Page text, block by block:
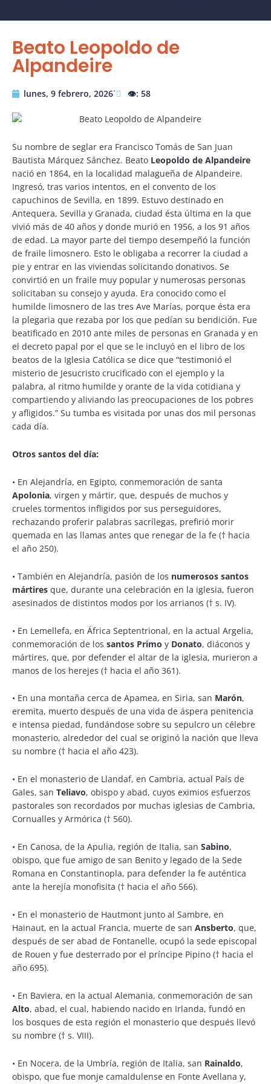
Beato Leopoldo de
Alpandeire
lunes, 9 febrero, 2026˙ 👁️: 58
Su nombre de seglar era Francisco Tomás de San Juan
Bautista Márquez Sánchez. Beato Leopoldo de Alpandeire
nació en 1864, en la localidad malagueña de Alpandeire.
Ingresó, tras varios intentos, en el convento de los
capuchinos de Sevilla, en 1899. Estuvo destinado en
Antequera, Sevilla y Granada, ciudad ésta última en la que
vivió más de 40 años y donde murió en 1956, a los 91 años
de edad. La mayor parte del tiempo desempeñó la función
de fraile limosnero. Esto le obligaba a recorrer la ciudad a
pie y entrar en las viviendas solicitando donativos. Se
convirtió en un fraile muy popular y numerosas personas
solicitaban su consejo y ayuda. Era conocido como el
humilde limosnero de las tres Ave Marías, porque ésta era
la plegaria que rezaba por los que pedían su bendición. Fue
beatificado en 2010 ante miles de personas en Granada y en
el decreto papal por el que se le incluyó en el libro de los
beatos de la Iglesia Católica se dice que “testimonió el
misterio de Jesucristo crucificado con el ejemplo y la
palabra, al ritmo humilde y orante de la vida cotidiana y
compartiendo y aliviando las preocupaciones de los pobres
y afligidos.” Su tumba es visitada por unas dos mil personas
cada día.
Otros santos del día:
• En Alejandría, en Egipto, conmemoración de santa
Apolonia, virgen y mártir, que, después de muchos y
crueles tormentos infligidos por sus perseguidores,
rechazando proferir palabras sacrílegas, prefirió morir
quemada en las llamas antes que renegar de la fe († hacia
el año 250).
• También en Alejandría, pasión de los numerosos santos
mártires que, durante una celebración en la iglesia, fueron
asesinados de distintos modos por los arrianos († s. IV).
• En Lemellefa, en África Septentrional, en la actual Argelia,
conmemoración de los santos Primo y Donato, diáconos y
mártires, que, por defender el altar de la iglesia, murieron a
manos de los herejes († hacia el año 361).
• En una montaña cerca de Apamea, en Siria, san Marón,
eremita, muerto después de una vida de áspera penitencia
e intensa piedad, fundándose sobre su sepulcro un célebre
monasterio, alrededor del cual se originó la nación que lleva
su nombre († hacia el año 423).
• En el monasterio de Llandaf, en Cambria, actual País de
Gales, san Teliavo, obispo y abad, cuyos eximios esfuerzos
pastorales son recordados por muchas iglesias de Cambria,
Cornualles y Armórica († 560).
• En Canosa, de la Apulia, región de Italia, san Sabino,
obispo, que fue amigo de san Benito y legado de la Sede
Romana en Constantinopla, para defender la fe auténtica
ante la herejía monofisita († hacia el año 566).
• En el monasterio de Hautmont junto al Sambre, en
Hainaut, en la actual Francia, muerte de san Ansberto, que,
después de ser abad de Fontanelle, ocupó la sede episcopal
de Rouen y fue desterrado por el príncipe Pipino († hacia el
año 695).
• En Baviera, en la actual Alemania, conmemoración de san
Alto, abad, el cual, habiendo nacido en Irlanda, fundó en
los bosques de esta región el monasterio que después llevó
su nombre († s. VIII).
• En Nocera, de la Umbría, región de Italia, san Rainaldo,
obispo, que fue monje camaldulense en Fonte Avellana y,